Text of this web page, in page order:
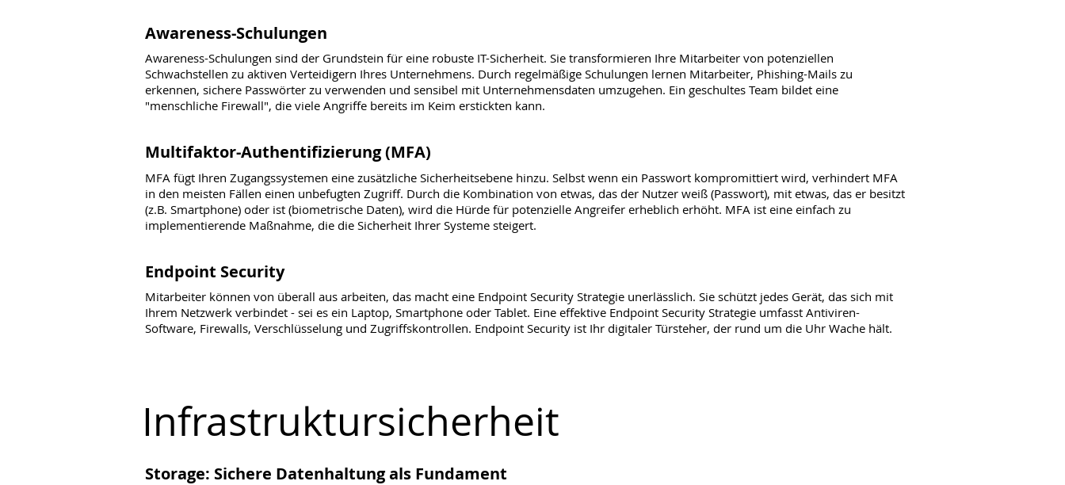
Awareness-Schulungen
Awareness-Schulungen sind der Grundstein für eine robuste IT-Sicherheit. Sie transformieren Ihre Mitarbeiter von potenziellen
Schwachstellen zu aktiven Verteidigern Ihres Unternehmens. Durch regelmäßige Schulungen lernen Mitarbeiter, Phishing-Mails zu
erkennen, sichere Passwörter zu verwenden und sensibel mit Unternehmensdaten umzugehen. Ein geschultes Team bildet eine
"menschliche Firewall", die viele Angriffe bereits im Keim erstickten kann.
Multifaktor-Authentifizierung (MFA)
MFA fügt Ihren Zugangssystemen eine zusätzliche Sicherheitsebene hinzu. Selbst wenn ein Passwort kompromittiert wird, verhindert MFA
in den meisten Fällen einen unbefugten Zugriff. Durch die Kombination von etwas, das der Nutzer weiß (Passwort), mit etwas, das er besitzt
(z.B. Smartphone) oder ist (biometrische Daten), wird die Hürde für potenzielle Angreifer erheblich erhöht. MFA ist eine einfach zu
implementierende Maßnahme, die die Sicherheit Ihrer Systeme steigert.
Endpoint Security
Mitarbeiter können von überall aus arbeiten, das macht eine Endpoint Security Strategie unerlässlich. Sie schützt jedes Gerät, das sich mit
Ihrem Netzwerk verbindet - sei es ein Laptop, Smartphone oder Tablet. Eine effektive Endpoint Security Strategie umfasst Antiviren-
Software, Firewalls, Verschlüsselung und Zugriffskontrollen. Endpoint Security ist Ihr digitaler Türsteher, der rund um die Uhr Wache hält.
Infrastruktursicherheit
Storage: Sichere Datenhaltung als Fundament